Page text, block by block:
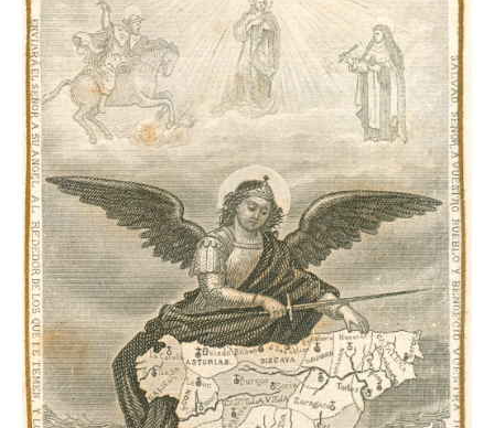
Ángel
Custodio
de
España.
Octavo
día